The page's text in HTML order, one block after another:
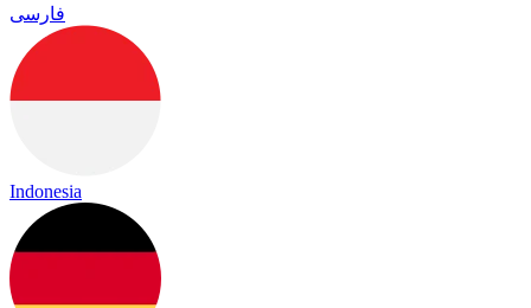
فارسی
Indonesia